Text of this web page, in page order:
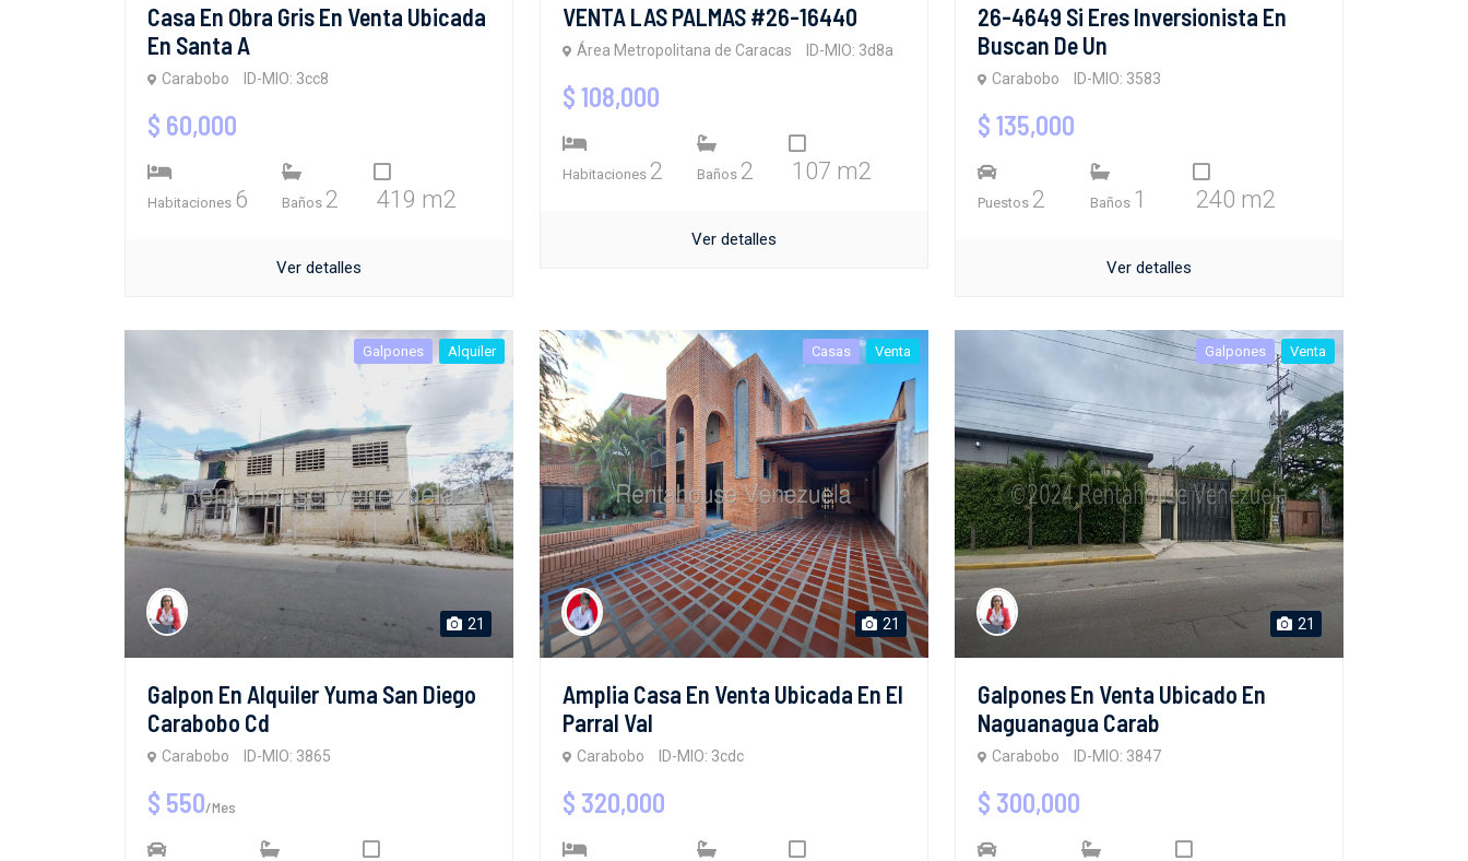
Casa En Obra Gris En Venta Ubicada
En Santa A
Carabobo ID-MIO: 3cc8
$ 60,000
Habitaciones 6 Baños 2 419 m2
Ver detalles
VENTA LAS PALMAS #26-16440
Área Metropolitana de Caracas ID-MIO: 3d8a
$ 108,000
Habitaciones 2 Baños 2 107 m2
Ver detalles
26-4649 Si Eres Inversionista En
Buscan De Un
Carabobo ID-MIO: 3583
$ 135,000
Puestos 2 Baños 1 240 m2
Ver detalles
Galpones Alquiler
21
Galpon En Alquiler Yuma San Diego
Carabobo Cd
Carabobo ID-MIO: 3865
$ 550/Mes
Casas Venta
21
Amplia Casa En Venta Ubicada En El
Parral Val
Carabobo ID-MIO: 3cdc
$ 320,000
Galpones Venta
21
Galpones En Venta Ubicado En
Naguanagua Carab
Carabobo ID-MIO: 3847
$ 300,000